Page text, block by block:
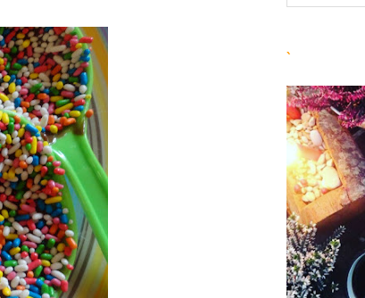
`